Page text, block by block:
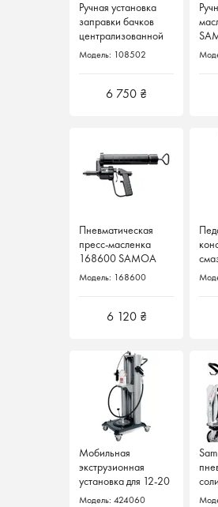
Ручная установка
заправки бачков
централизованной
смазки 108502
Модель: 108502
6 750 ₴
Пневматическая
пресс-масленка
168600 SAMOA
Испания
Модель: 168600
6 120 ₴
Пневматическая
пресс-масленка
168600 SAMOA
Испания
Модель: 168600
6 120 ₴
Мобильная
экструзионная
установка для 12-20
кг 424060 SAMOA
Модель: 424060
Мобильная
экструзионная
установка для 12-20
кг 424060 SAMOA
Модель: 424060
под